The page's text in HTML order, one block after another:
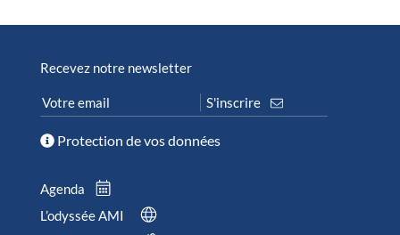
Recevez notre newsletter
Protection de vos données
Agenda
L’odyssée AMI